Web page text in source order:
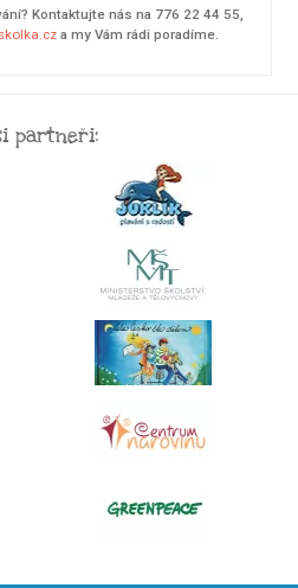
Kontaktujte nás na 776 22 44 55,
a my Vám rádi poradíme.
partneři: